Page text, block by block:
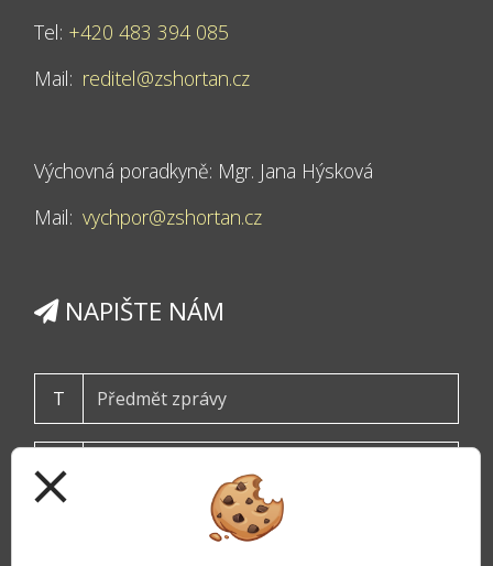
Tel: +420 483 394 085
Mail: reditel@zshortan.cz
Výchovná poradkyně: Mgr. Jana Hýsková
Mail: vychpor@zshortan.cz
NAPIŠTE NÁM
T
close